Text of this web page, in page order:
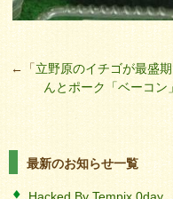
←「立野原のイチゴが最盛
んとポーク「ベーコ
最新のお知らせ一覧